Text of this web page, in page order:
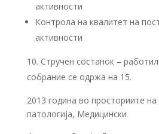
активности
Контрола на квалитет на
активности
Стручен состанок –
собрание се одржа на 15.
2013 година во просториите
патологија, Медицински